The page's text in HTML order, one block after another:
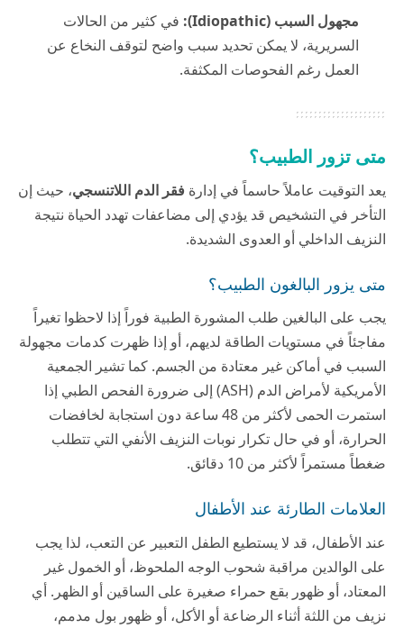
مجهول السبب (Idiopathic):
في كثير من الحالات
السريرية، لا يمكن تحديد سبب واضح لتوقف النخاع عن
العمل رغم الفحوصات المكثفة.
متى تزور الطبيب؟
يعد التوقيت عاملاً حاسماً في إدارة فقر الدم اللاتنسجي، حيث إن
التأخر في التشخيص قد يؤدي إلى مضاعفات تهدد الحياة نتيجة
النزيف الداخلي أو العدوى الشديدة.
متى يزور البالغون الطبيب؟
يجب على البالغين طلب المشورة الطبية فوراً إذا لاحظوا تغيراً
مفاجئاً في مستويات الطاقة لديهم، أو إذا ظهرت كدمات مجهولة
السبب في أماكن غير معتادة من الجسم. كما تشير الجمعية
الأمريكية لأمراض الدم (ASH) إلى ضرورة الفحص الطبي إذا
استمرت الحمى لأكثر من 48 ساعة دون استجابة لخافضات
الحرارة، أو في حال تكرار نوبات النزيف الأنفي التي تتطلب
ضغطاً مستمراً لأكثر من 10 دقائق.
العلامات الطارئة عند الأطفال
عند الأطفال، قد لا يستطيع الطفل التعبير عن التعب، لذا يجب
على الوالدين مراقبة شحوب الوجه الملحوظ، أو الخمول غير
المعتاد، أو ظهور بقع حمراء صغيرة على الساقين أو الظهر. أي
نزيف من اللثة أثناء الرضاعة أو الأكل، أو ظهور بول مدمم،